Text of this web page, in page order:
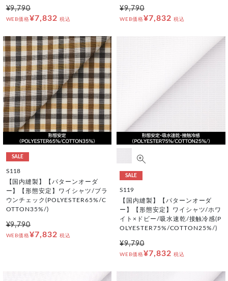
¥9,790
WEB価格¥7,832 税込
¥9,790
WEB価格¥7,832 税込
SALE
S118
【国内縫製】【パターンオーダ
ー】【形態安定】ワイシャツ/ブラ
ウンチェック(POLYESTER65%/C
OTTON35%/)
¥9,790
WEB価格¥7,832 税込
SALE
S119
【国内縫製】【パターンオーダ
ー】【形態安定】ワイシャツ/ホワ
イト×ドビー/吸水速乾/接触冷感(P
OLYESTER75%/COTTON25%/)
¥9,790
WEB価格¥7,832 税込